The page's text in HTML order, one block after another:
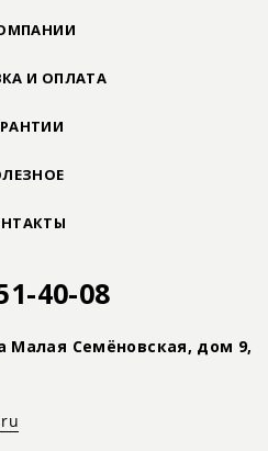
40-08
Малая Семёновская, дом 9,
И ОПЛАТА